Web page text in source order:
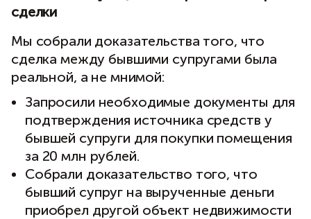
сделки
Мы собрали доказательства того, что
сделка между бывшими супругами была
реальной, а не мнимой:
Запросили необходимые документы для
подтверждения источника средств у
бывшей супруги для покупки помещения
за 20 млн рублей.
Собрали доказательство того, что
бывший супруг на вырученные деньги
приобрел другой объект недвижимости